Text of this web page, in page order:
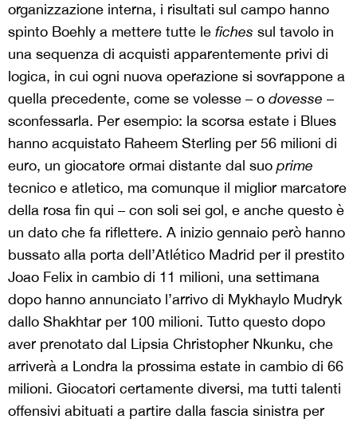
organizzazione interna, i risultati sul campo hanno
spinto Boehly a mettere tutte le fiches sul tavolo in
una sequenza di acquisti apparentemente privi di
logica, in cui ogni nuova operazione si sovrappone a
quella precedente, come se volesse – o dovesse –
sconfessarla. Per esempio: la scorsa estate i Blues
hanno acquistato Raheem Sterling per 56 milioni di
euro, un giocatore ormai distante dal suo prime
tecnico e atletico, ma comunque il miglior marcatore
della rosa fin qui – con soli sei gol, e anche questo è
un dato che fa riflettere. A inizio gennaio però hanno
bussato alla porta dell’Atlético Madrid per il prestito
Joao Felix in cambio di 11 milioni, una settimana
dopo hanno annunciato l’arrivo di Mykhaylo Mudryk
dallo Shakhtar per 100 milioni. Tutto questo dopo
aver prenotato dal Lipsia Christopher Nkunku, che
arriverà a Londra la prossima estate in cambio di 66
milioni. Giocatori certamente diversi, ma tutti talenti
offensivi abituati a partire dalla fascia sinistra per